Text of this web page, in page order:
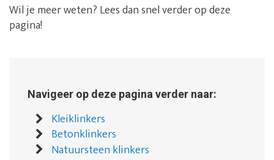
Wil je meer weten? Lees dan snel verder op deze
pagina!
Navigeer op deze pagina verder naar:
Kleiklinkers
Betonklinkers
Natuursteen klinkers